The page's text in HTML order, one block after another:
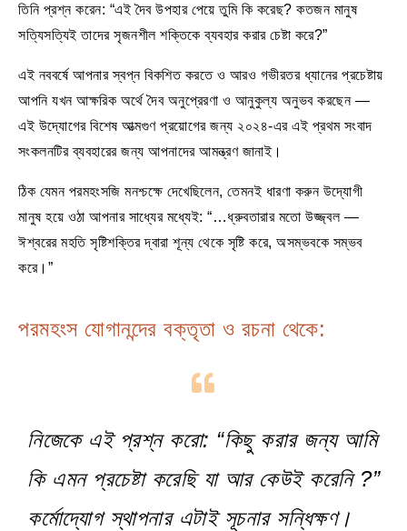
তিনি প্রশ্ন করেন: “এই দৈব উপহার পেয়ে তুমি কি করেছ? কতজন মানুষ
সত্যিসত্যিই তাদের সৃজনশীল শক্তিকে ব্যবহার করার চেষ্টা করে?”
এই নববর্ষে আপনার স্বপ্ন বিকশিত করতে ও আরও গভীরতর ধ্যানের প্রচেষ্টায়
আপনি যখন আক্ষরিক অর্থে দৈব অনুপ্রেরণা ও আনুকুল্য অনুভব করছেন —
এই উদ্যোগের বিশেষ আত্মগুণ প্রয়োগের জন্য ২০২৪-এর এই প্রথম সংবাদ
সংকলনটির ব্যবহারের জন্য আপনাদের আমন্ত্রণ জানাই।
ঠিক যেমন পরমহংসজি মনশ্চক্ষে দেখেছিলেন, তেমনই ধারণা করুন উদ্যোগী
মানুষ হয়ে ওঠা আপনার সাধ্যের মধ্যেই: “…ধ্রুবতারার মতো উজ্জ্বল —
ঈশ্বরের মহতি সৃষ্টিশক্তির দ্বারা শূন্য থেকে সৃষ্টি করে, অসম্ভবকে সম্ভব
করে।”
পরমহংস যোগানন্দের বক্তৃতা ও রচনা থেকে:
নিজেকে এই প্রশ্ন করো: “কিছু করার জন্য আমি
কি এমন প্রচেষ্টা করেছি যা আর কেউই করেনি ?”
কর্মোদ্যোগ স্থাপনার এটাই সূচনার সন্ধিক্ষণ।